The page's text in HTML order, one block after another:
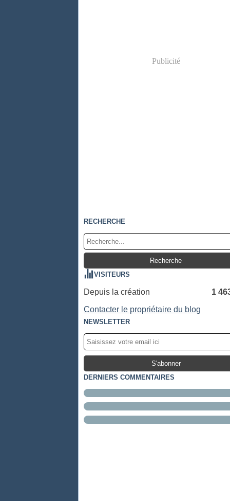
Publicité
RECHERCHE
VISITEURS
Depuis la création
1
Contacter le propriétaire du blog
NEWSLETTER
DERNIERS COMMENTAIRES